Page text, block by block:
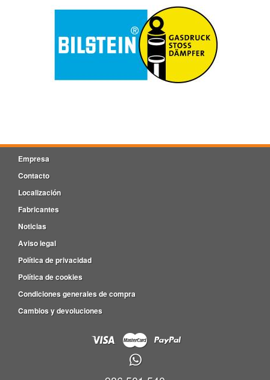
Empresa
Contacto
Localización
Fabricantes
Noticias
Aviso legal
Política de privacidad
Política de cookies
Condiciones generales de compra
Cambios y devoluciones